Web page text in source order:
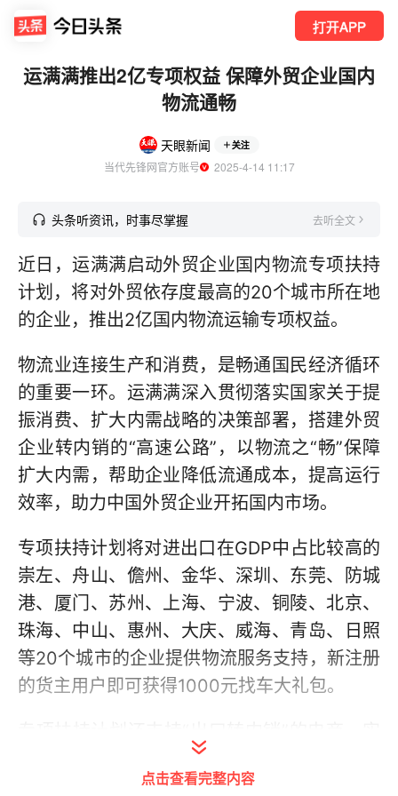
打开APP
运满满推出2亿专项权益 保障外贸企业国内
物流通畅
天眼新闻 关注
当代先锋网官方账号
  2025-4-14 11:17
头条听资讯，时事尽掌握 去听全文
近日，运满满启动外贸企业国内物流专项扶持
计划，将对外贸依存度最高的20个城市所在地
的企业，推出2亿国内物流运输专项权益。
物流业连接生产和消费，是畅通国民经济循环
的重要一环。运满满深入贯彻落实国家关于提
振消费、扩大内需战略的决策部署，搭建外贸
企业转内销的“高速公路”，以物流之“畅”保障
扩大内需，帮助企业降低流通成本，提高运行
效率，助力中国外贸企业开拓国内市场。
专项扶持计划将对进出口在GDP中占比较高的
崇左、舟山、儋州、金华、深圳、东莞、防城
港、厦门、苏州、上海、宁波、铜陵、北京、
珠海、中山、惠州、大庆、威海、青岛、日照
等20个城市的企业提供物流服务支持，新注册
的货主用户即可获得1000元找车大礼包。
体零售等商贸服务业企业，运满满将与这些企
业深度对接，集中资源力量，优化流程方案，
点击查看完整内容